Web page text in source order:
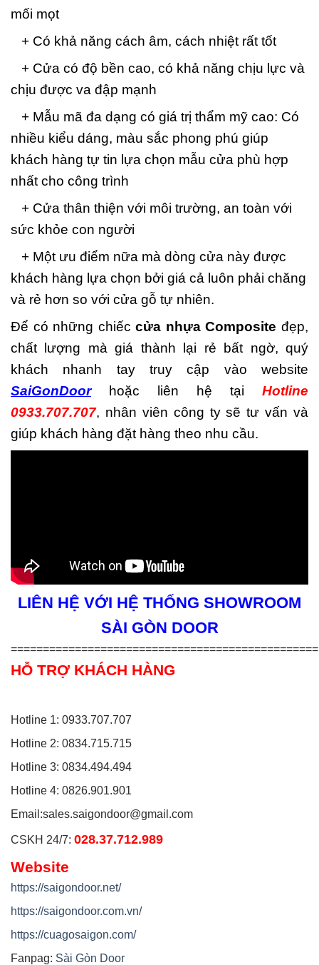
mối mọt
+ Có khả năng cách âm, cách nhiệt rất tốt
+ Cửa có độ bền cao, có khả năng chịu lực và
chịu được va đập mạnh
+ Mẫu mã đa dạng có giá trị thẩm mỹ cao: Có
nhiều kiểu dáng, màu sắc phong phú giúp
khách hàng tự tin lựa chọn mẫu cửa phù hợp
nhất cho công trình
+ Cửa thân thiện với môi trường, an toàn với
sức khỏe con người
+ Một ưu điểm nữa mà dòng cửa này được
khách hàng lựa chọn bởi giá cả luôn phải chăng
và rẻ hơn so với cửa gỗ tự nhiên.
Để có những chiếccửa nhựa Composite đẹp,
chất lượng mà giá thành lại rẻ bất ngờ, quý
khách nhanh tay truy cập vào website
SaiGonDoorhoặc liên hệ tại Hotline
0933.707.707, nhân viên công ty sẽ tư vấn và
giúp khách hàng đặt hàng theo nhu cầu.
LIÊN HỆ VỚI HỆ THỐNG SHOWROOM
SÀI GÒN DOOR
================================================
HỖ TRỢ KHÁCH HÀNG
Hotline 1: 0933.707.707
Hotline 2: 0834.715.715
Hotline 3: 0834.494.494
Hotline 4: 0826.901.901
Email:sales.saigondoor@gmail.com
CSKH 24/7: 028.37.712.989
Website
https://saigondoor.net/
https://saigondoor.com.vn/
https://cuagosaigon.com/
Fanpag: Sài Gòn Door